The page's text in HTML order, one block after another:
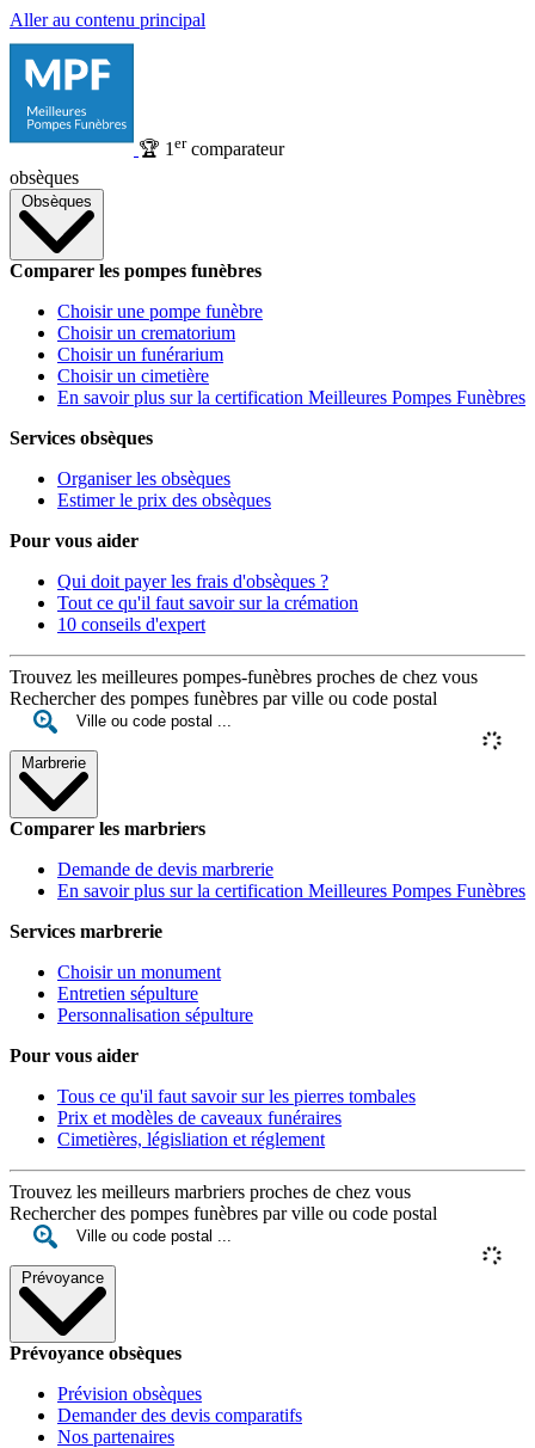
Aller au contenu principal
🏆 1 ercomparateur
obsèques
Obsèques
Comparer les pompes funèbres
Choisir une pompe funèbre
Choisir un crematorium
Choisir un funérarium
Choisir un cimetière
En savoir plus sur la certification Meilleures Pompes Funèbres
Services obsèques
Organiser les obsèques
Estimer le prix des obsèques
Pour vous aider
Qui doit payer les frais d'obsèques ?
Tout ce qu'il faut savoir sur la crémation
10 conseils d'expert
Trouvez les meilleures pompes-funèbres proches de chez vous
Rechercher des pompes funèbres par ville ou code postal
Marbrerie
Comparer les marbriers
Demande de devis marbrerie
En savoir plus sur la certification Meilleures Pompes Funèbres
Services marbrerie
Choisir un monument
Entretien sépulture
Personnalisation sépulture
Pour vous aider
Tous ce qu'il faut savoir sur les pierres tombales
Prix et modèles de caveaux funéraires
Cimetières, législiation et réglement
Trouvez les meilleurs marbriers proches de chez vous
Rechercher des pompes funèbres par ville ou code postal
Prévoyance
Prévoyance obsèques
Prévision obsèques
Demander des devis comparatifs
Nos partenaires